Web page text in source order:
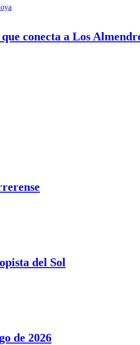
conecta a Los
del Sol
de 2026